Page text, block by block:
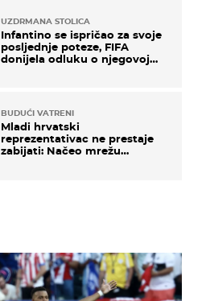
UZDRMANA STOLICA
Infantino se ispričao za svoje
posljednje poteze, FIFA
donijela odluku o njegovoj
BUDUĆI VATRENI
Mladi hrvatski
reprezentativac ne prestaje
zabijati: Načeo mrežu